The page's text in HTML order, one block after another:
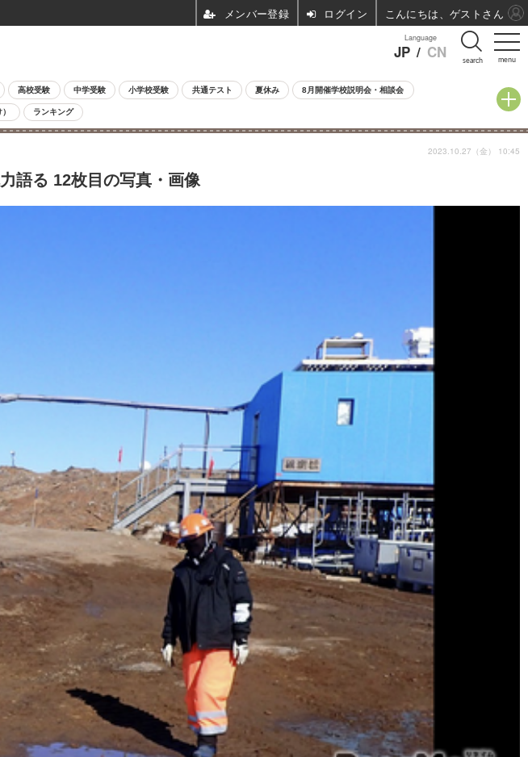
menu
Language
JP / CN search
高校受験 中学受験 小学校受験 共通テスト 夏休み 8月開催学校説明会・相談会
ランキング
語る 12枚目の写真・画像
2023.10.27（金） 10:45
ログイン こんにちは、ゲストさん